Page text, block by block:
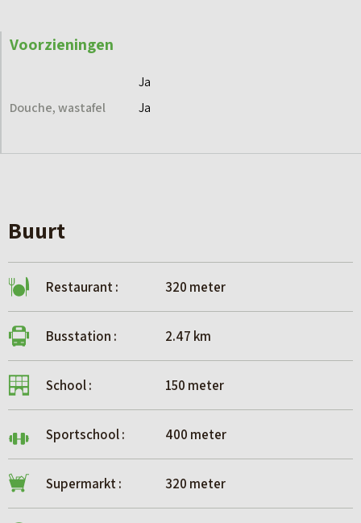
Voorzieningen
Ja
Douche, wastafel
Ja
Buurt
Restaurant : 320 meter
Busstation : 2.47 km
School : 150 meter
Sportschool : 400 meter
Supermarkt : 320 meter